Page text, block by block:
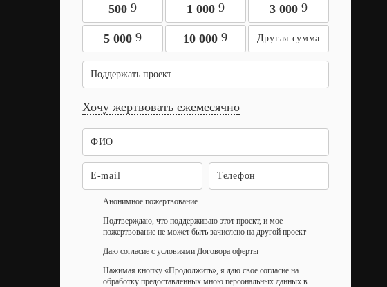
500 9 1 000 9 3 000 9
5 000 9 10 0009
Поддержать проект
Хочу жертвовать ежемесячно
Анонимное пожертвование
Подтверждаю, что поддерживаю этот проект, и мое
пожертвование не может быть зачислено на другой проект
Даю согласие с условиями Договора оферты
Нажимая кнопку «Продолжить», я даю свое согласие на
обработку предоставленных мною персональных данных в